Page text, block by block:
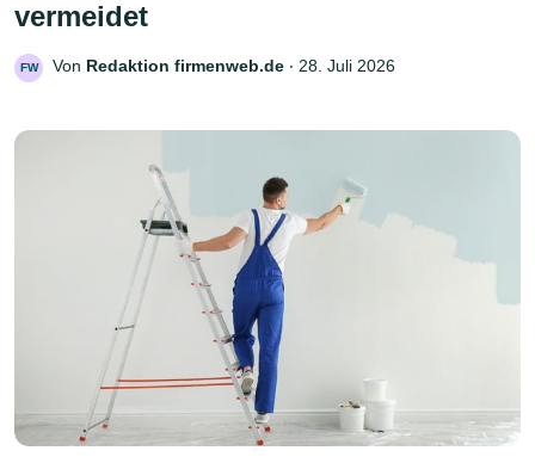
vermeidet
FW Von Redaktion firmenweb.de ‧ 28. Juli 2026